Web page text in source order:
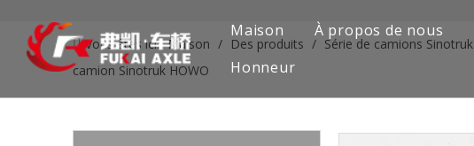
Maison À propos de nous
Honneur
Vous êtes ici: Maison / Des produits / Série de camions Sinotruk
camion Sinotruk HOWO